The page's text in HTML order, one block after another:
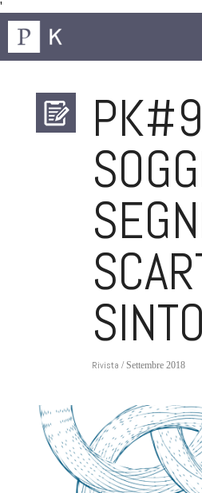
'
Rivista / Settembre 2018